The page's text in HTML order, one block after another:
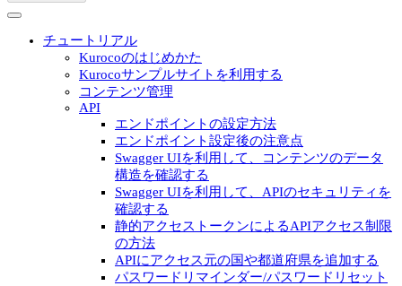
チュートリアル
Kurocoのはじめかた
Kurocoサンプルサイトを利用する
コンテンツ管理
API
エンドポイントの設定方法
エンドポイント設定後の注意点
Swagger UIを利用して、コンテンツのデータ
構造を確認する
Swagger UIを利用して、APIのセキュリティを
確認する
静的アクセストークンによるAPIアクセス制限
の方法
APIにアクセス元の国や都道府県を追加する
パスワードリマインダー/パスワードリセット